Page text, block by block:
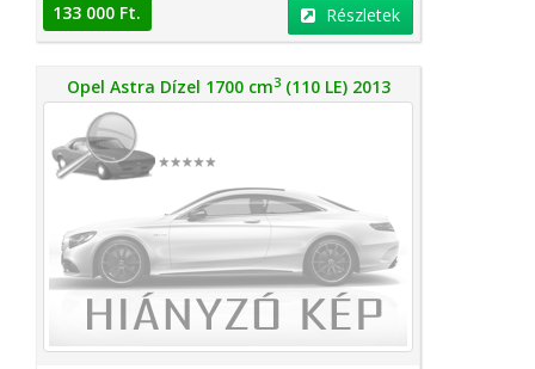
133 000 Ft. Részletek
Opel Astra Dízel 1700 cm3(110 LE) 2013